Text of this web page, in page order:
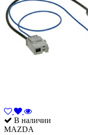
В наличии
MAZDA